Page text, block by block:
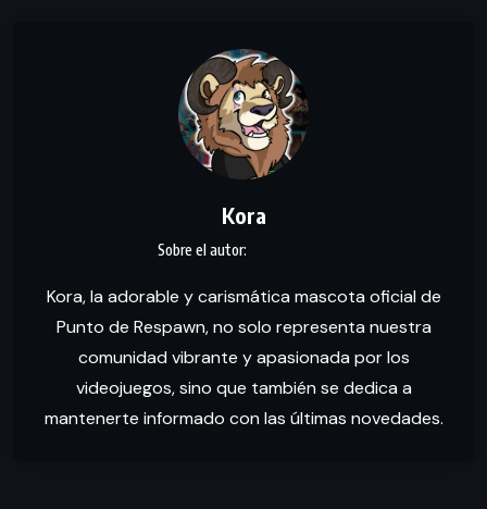
Kora
Kora, la adorable y carismática mascota oficial de
Punto de Respawn, no solo representa nuestra
comunidad vibrante y apasionada por los
videojuegos, sino que también se dedica a
mantenerte informado con las últimas novedades.